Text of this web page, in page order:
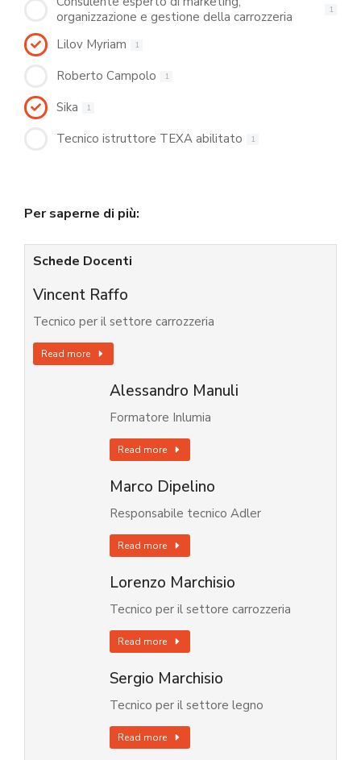
organizzazione e gestione della carrozzeria
1
Lilov Myriam 1
Roberto Campolo 1
Sika 1
Tecnico istruttore TEXA abilitato 1
Per saperne di più:
Schede Docenti
Vincent Raffo
Tecnico per il settore carrozzeria
Read more
Alessandro Manuli
Formatore Inlumia
Read more
Marco Dipelino
Responsabile tecnico Adler
Read more
Lorenzo Marchisio
Tecnico per il settore carrozzeria
Read more
Sergio Marchisio
Tecnico per il settore legno
Read more